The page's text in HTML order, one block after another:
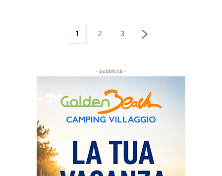
1 2 3
- pubblicità -